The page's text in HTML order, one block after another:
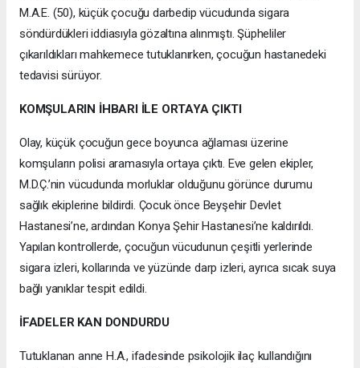
M.A.E. (50), küçük çocuğu darbedip vücudunda sigara
söndürdükleri iddiasıyla gözaltına alınmıştı. Şüpheliler
çıkarıldıkları mahkemece tutuklanırken, çocuğun hastanedeki
tedavisi sürüyor.
KOMŞULARIN İHBARI İLE ORTAYA ÇIKTI
Olay, küçük çocuğun gece boyunca ağlaması üzerine
komşuların polisi aramasıyla ortaya çıktı. Eve gelen ekipler,
M.D.Ç.’nin vücudunda morluklar olduğunu görünce durumu
sağlık ekiplerine bildirdi. Çocuk önce Beyşehir Devlet
Hastanesi’ne, ardından Konya Şehir Hastanesi’ne kaldırıldı.
Yapılan kontrollerde, çocuğun vücudunun çeşitli yerlerinde
sigara izleri, kollarında ve yüzünde darp izleri, ayrıca sıcak suya
bağlı yanıklar tespit edildi.
İFADELER KAN DONDURDU
Tutuklanan anne H.A., ifadesinde psikolojik ilaç kullandığını